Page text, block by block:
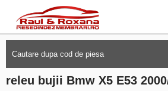
releu bujii Bmw X5 E53